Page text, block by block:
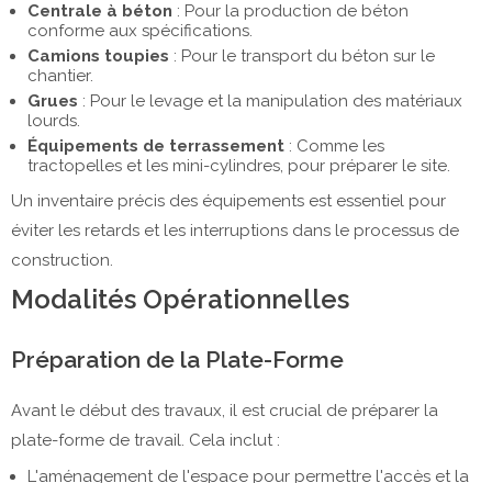
Centrale à béton : Pour la production de béton
conforme aux spécifications.
Camions toupies : Pour le transport du béton sur le
chantier.
Grues : Pour le levage et la manipulation des matériaux
lourds.
Équipements de terrassement : Comme les
tractopelles et les mini-cylindres, pour préparer le site.
Un inventaire précis des équipements est essentiel pour
éviter les retards et les interruptions dans le processus de
construction.
Modalités Opérationnelles
Préparation de la Plate-Forme
Avant le début des travaux, il est crucial de préparer la
plate-forme de travail. Cela inclut :
L'aménagement de l'espace pour permettre l'accès et la